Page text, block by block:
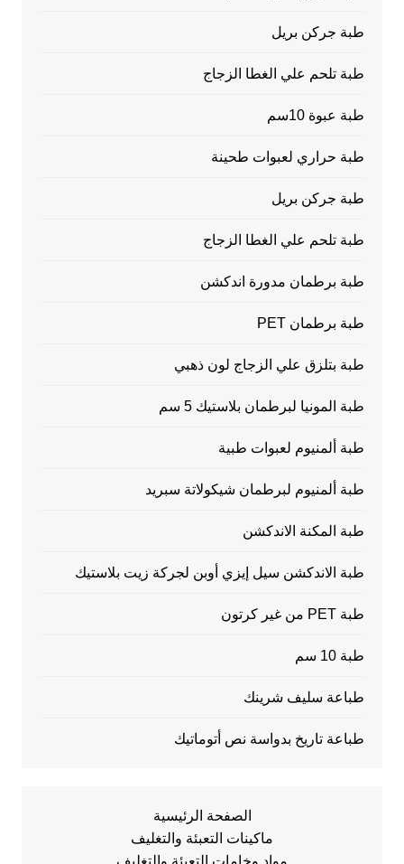
طبة جركن بريل
طبة تلحم علي الغطا الزجاج
طبة عبوة 10سم
طبة حراري لعبوات طحينة
طبة جركن بريل
طبة تلحم علي الغطا الزجاج
طبة برطمان مدورة اندكشن
طبة برطمان PET
طبة بتلزق علي الزجاج لون ذهبي
طبة المونيا لبرطمان بلاستيك 5 سم
طبة ألمنيوم لعبوات طبية
طبة ألمنيوم لبرطمان شيكولاتة سبريد
طبة المكنة الاندكشن
طبة الاندكشن سيل إيزي أوبن لجركة زيت بلاستيك
طبة PET من غير كرتون
طبة 10 سم
طباعة سليف شرينك
طباعة تاريخ بدواسة نص أتوماتيك
الصفحة الرئيسية
ماكينات التعبئة والتغليف